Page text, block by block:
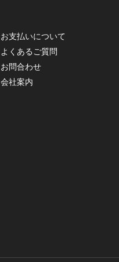
お支払いについて
よくあるご質問
お問合わせ
会社案内